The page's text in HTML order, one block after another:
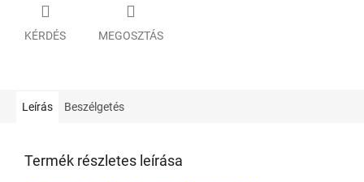
KÉRDÉS MEGOSZTÁS
Leírás Beszélgetés
Termék részletes leírása